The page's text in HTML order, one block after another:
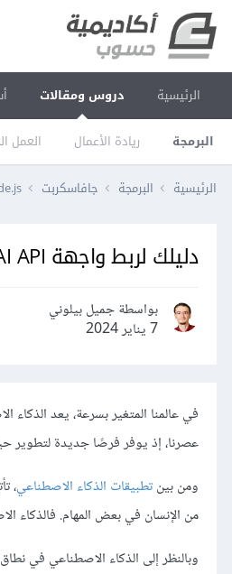
الرئيسية دروس ومقالات
البرمجة ريادة الأعمال العمل
الرئيسية البرمجة جافاسكربت
دليلك لربط واجهة OpenAI API مع Node.js
بواسطة جميل بيلوني
7 يناير 2024
في عالمنا المتغير بسرعة، يعد الذكاء
عصرنا، إذ يوفر فرصًا جديدة لتطوير
ومن بينتطبيقات الذكاء الاصطناعي،
من الإنسان في بعض المهام. فالذكاء
وبالنظر إلى الذكاء الاصطناعي في